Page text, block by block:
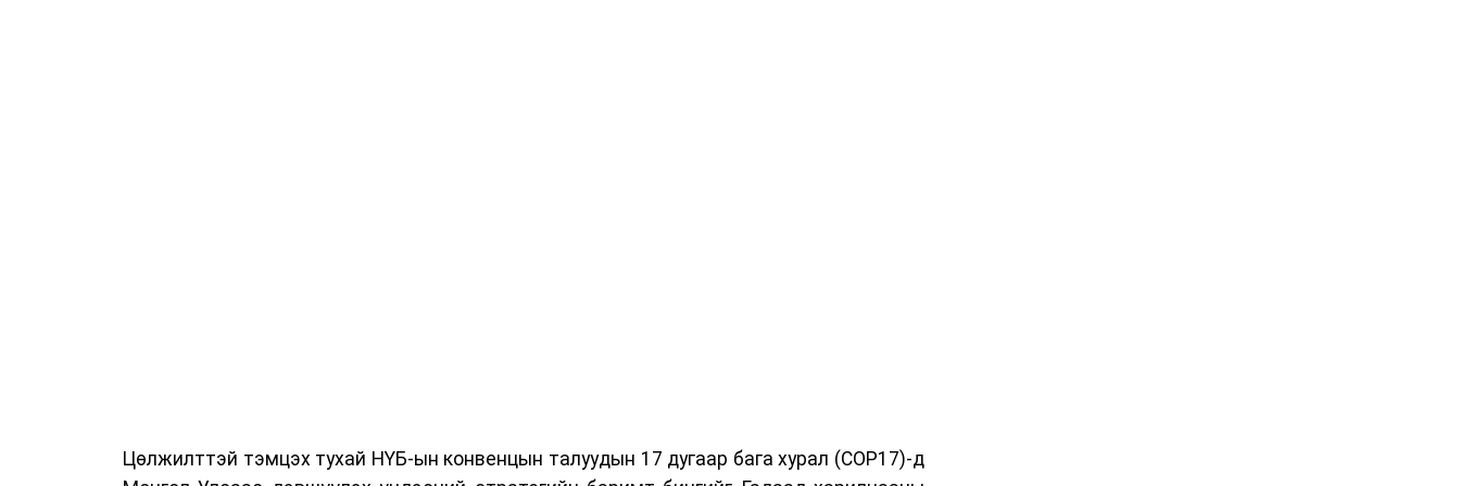
Цөлжилттэй тэмцэх тухай НҮБ-ын конвенцын талуудын 17 дугаар бага хурал (COP17)-д